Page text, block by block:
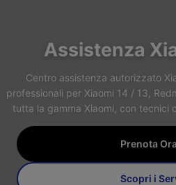
Assistenza
Centro assistenza autorizzato
professionali per Xiaomi 14 / 13,
tutta la gamma Xiaomi, con tecnici
Prenota Ora
Scopri i